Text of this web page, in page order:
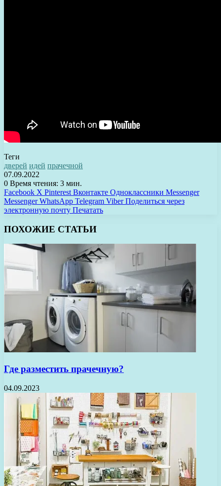
Теги
дверей идей прачечной
07.09.2022
0 Время чтения: 3 мин.
Facebook X Pinterest Вконтакте Одноклассники Messenger
Messenger WhatsApp Telegram Viber Поделиться через
электронную почту Печатать
ПОХОЖИЕ СТАТЬИ
Где разместить прачечную?
04.09.2023